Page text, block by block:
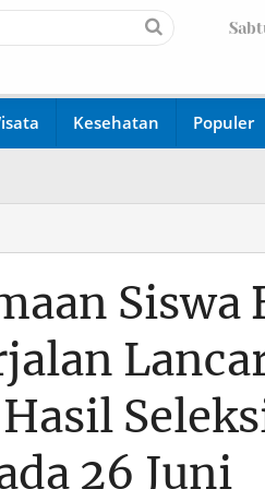
Kesehatan Populer
Siswa
26 Juni